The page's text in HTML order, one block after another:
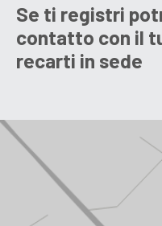
Se ti registri
contatto con il
recarti in sede